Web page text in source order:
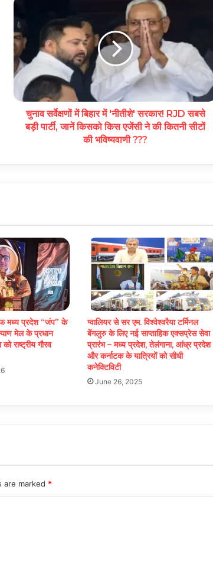
चुनाव सर्वेक्षणों में बिहार में 'नीतीशे' सरकार! RJD सबसे
बड़ी पार्टी, जानें किसको किस एजेंसी ने की कितनी सीटों
की भविष्यवाणी ???
मध्य प्रदेश “जंप” के
मेल के प्रधान
राष्ट्रीय गौरव
ग्वालियर से सर एम. विश्वेश्वरैया टर्मिनल
बेंगलुरु के लिए नई साप्ताहिक एक्सप्रेस सेवा
प्रारंभ – मध्य प्रदेश, तेलंगाना, आंध्र प्रदेश
और कर्नाटक के यात्रियों को सीधी
कनेक्टिविटी
June 26, 2025
are marked *